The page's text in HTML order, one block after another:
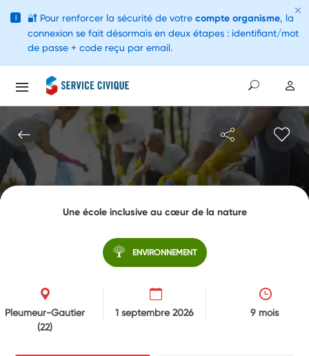
Une école inclusive au cœur de la nature
ENVIRONNEMENT
Pleumeur-Gautier
(22)
1 septembre 2026 9 mois
i 🔐 Pour renforcer la sécurité de votre compte organisme, la
connexion se fait désormais en deux étapes : identifiant/mot
de passe + code reçu par email.